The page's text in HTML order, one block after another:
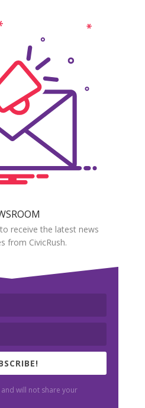
receive the latest news
from CivicRush.
will not share your